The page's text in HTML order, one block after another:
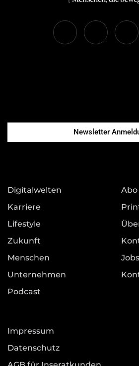
Newsletter
Digitalwelten
Karriere
Lifestyle
Zukunft
Menschen
Unternehmen
Podcast
Abo
Jobs
Impressum
Datenschutz